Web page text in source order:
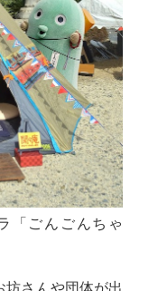
「ごんごんちゃ
坊さんや団体が出